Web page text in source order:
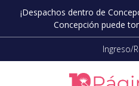
¡Despachos dentro de
Concepción puede
Ingreso/